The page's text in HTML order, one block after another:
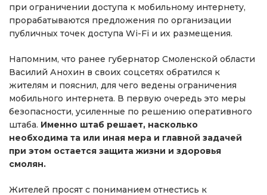
при ограничении доступа к мобильному интернету,
прорабатываются предложения по организации
публичных точек доступа Wi-Fi и их размещения.
Напомним, что ранее губернатор Смоленской области
Василий Анохин в своих соцсетях обратился к
жителям и пояснил, для чего ведены ограничения
мобильного интернета. В первую очередь это меры
безопасности, усиленные по решению оперативного
штаба. Именно штаб решает, насколько
необходима та или иная мера и главной задачей
при этом остается защита жизни и здоровья
смолян.
Жителей просят с пониманием отнестись к